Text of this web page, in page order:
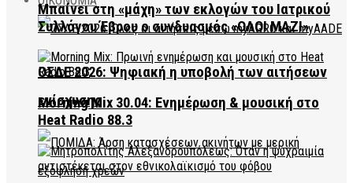
ΟΣΔΕ 2026: Ψηφιακή η υποβολή των αιτήσεων
ενίσχυσης
Μπαίνει στη «μάχη» των εκλογών του Ιατρικού
Συλλόγου Έβρου ο συνδυασμός «ΟΛΟΙ ΜΑΖΙ»
Morning Mix 30.04: Ενημέρωση & μουσική στο
Heat Radio 88.3